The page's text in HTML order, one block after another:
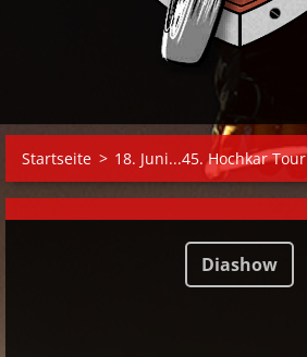
Startseite > 18. Juni...45. Hochkar Tour
Diashow